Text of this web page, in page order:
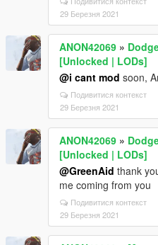
29 Березня 2021
ANON42069 »
[Unlocked | LODs]
@i cant mod soon,
Подивитися контекст
29 Березня 2021
ANON42069 »
[Unlocked | LODs]
@GreenAid thank
me coming from you
Подивитися контекст
29 Березня 2021